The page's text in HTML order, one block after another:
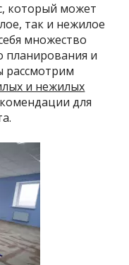
который может
так и нежилое
множество
планирования и
рассмотрим
и нежилых
для